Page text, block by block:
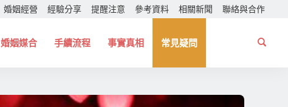
婚姻經營 經驗分享 提醒注意 參考資料 相關新聞 聯絡與合作
婚姻媒合 手續流程 事實真相 常見疑問